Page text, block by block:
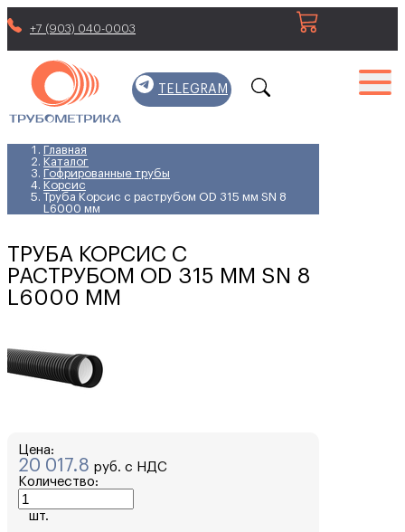
+7 (903) 040-0003
TELEGRAM
Главная
Каталог
Гофрированные трубы
Корсис
Труба Корсис с раструбом OD 315 мм SN 8
L6000 мм
ТРУБА КОРСИС С
РАСТРУБОМ OD 315 ММ SN 8
L6000 ММ
Цена:
20 017.8 руб. с НДС
Количество:
шт.